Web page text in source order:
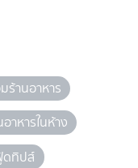
ร้านอาหาร
อาหารในห้าง
ทิปส์